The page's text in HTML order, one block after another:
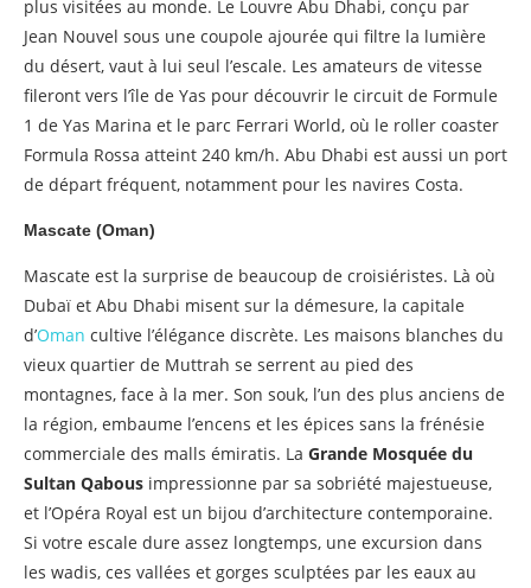
plus visitées au monde. Le Louvre Abu Dhabi, conçu par
Jean Nouvel sous une coupole ajourée qui filtre la lumière
du désert, vaut à lui seul l’escale. Les amateurs de vitesse
fileront vers l’île de Yas pour découvrir le circuit de Formule
1 de Yas Marina et le parc Ferrari World, où le roller coaster
Formula Rossa atteint 240 km/h. Abu Dhabi est aussi un port
de départ fréquent, notamment pour les navires Costa.
Mascate (Oman)
Mascate est la surprise de beaucoup de croisiéristes. Là où
Dubaï et Abu Dhabi misent sur la démesure, la capitale
d’Oman cultive l’élégance discrète. Les maisons blanches du
vieux quartier de Muttrah se serrent au pied des
montagnes, face à la mer. Son souk, l’un des plus anciens de
la région, embaume l’encens et les épices sans la frénésie
commerciale des malls émiratis. La Grande Mosquée du
Sultan Qabous impressionne par sa sobriété majestueuse,
et l’Opéra Royal est un bijou d’architecture contemporaine.
Si votre escale dure assez longtemps, une excursion dans
les wadis, ces vallées et gorges sculptées par les eaux au